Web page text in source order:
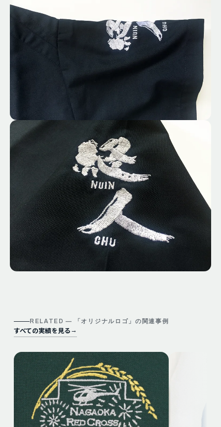
RELATED — 「 オリジナルロゴ 」の関連事例
すべての実績を見る →